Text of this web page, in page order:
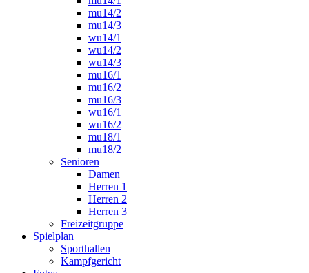
mu14/2
mu14/3
wu14/1
wu14/2
wu14/3
mu16/1
mu16/2
mu16/3
wu16/1
wu16/2
mu18/1
mu18/2
Senioren
Damen
Herren 1
Herren 2
Herren 3
Freizeitgruppe
Spielplan
Sporthallen
Kampfgericht